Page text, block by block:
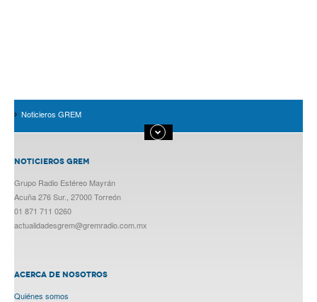
Noticieros GREM
NOTICIEROS GREM
Grupo Radio Estéreo Mayrán
Acuña 276 Sur., 27000 Torreón
01 871 711 0260
actualidadesgrem@gremradio.com.mx
ACERCA DE NOSOTROS
Quiénes somos